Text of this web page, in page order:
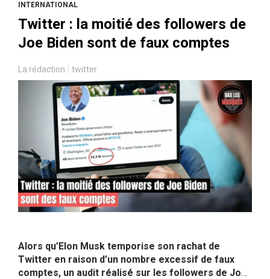
INTERNATIONAL
Twitter : la moitié des followers de
Joe Biden sont de faux comptes
La rédaction twitter
Alors qu’Elon Musk temporise son rachat de
Twitter en raison d’un nombre excessif de faux
comptes, un audit réalisé sur les followers de Joe